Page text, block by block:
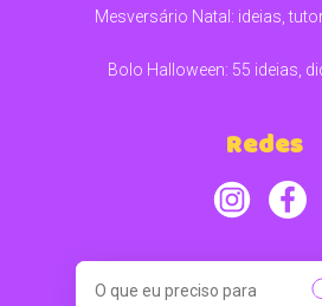
Mesversário Natal: ideias,
Bolo Halloween: 55 ideias,
Redes
SEARCH